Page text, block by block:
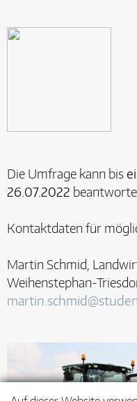
Die Umfrage kann bis
26.07.2022
Kontaktdaten für
Martin Schmid,
Weihenstephan-